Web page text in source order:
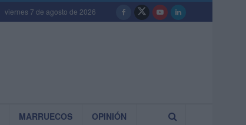
viernes 7 de agosto de 2026
MARRUECOS OPINIÓN